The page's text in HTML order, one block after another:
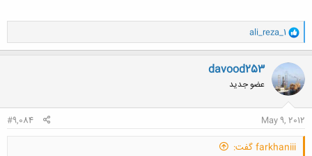
و
ا
ک
ن
ش
ه
ا
ali_reza_1
davood253
عضو جدید
May 9, 2012
#9,084
farkhaniii گفت: